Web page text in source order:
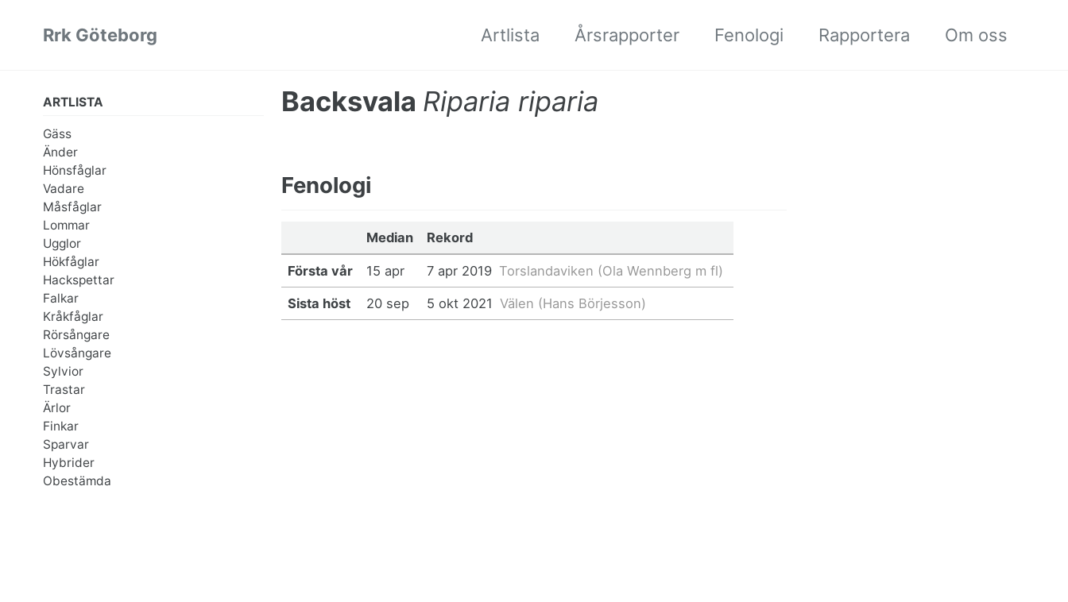
Rrk Göteborg Artlista Årsrapporter Fenologi Rapportera Om oss
ARTLISTA
Gäss
Änder
Hönsfåglar
Vadare
Måsfåglar
Lommar
Ugglor
Hökfåglar
Hackspettar
Falkar
Kråkfåglar
Rörsångare
Lövsångare
Sylvior
Trastar
Ärlor
Finkar
Sparvar
Hybrider
Obestämda
Backsvala Riparia riparia
Fenologi
Median Rekord
Första vår 15 apr 7 apr 2019 Torslandaviken (Ola Wennberg m fl)
Sista höst 20 sep 5 okt 2021 Välen (Hans Börjesson)